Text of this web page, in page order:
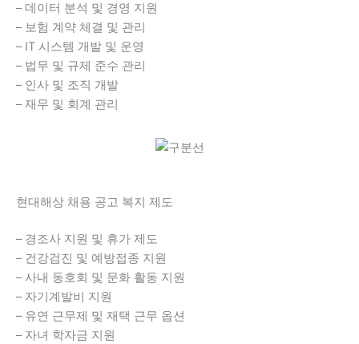
– 데이터 분석 및 경영 지원
– 보험 계약 체결 및 관리
– IT 시스템 개발 및 운영
– 법무 및 규제 준수 관리
– 인사 및 조직 개발
– 재무 및 회계 관리
현대해상 채용 공고 복지 제도
– 경조사 지원 및 휴가 제도
– 건강검진 및 예방접종 지원
– 사내 동호회 및 문화 활동 지원
– 자기계발비 지원
– 유연 근무제 및 재택 근무 옵션
– 자녀 학자금 지원